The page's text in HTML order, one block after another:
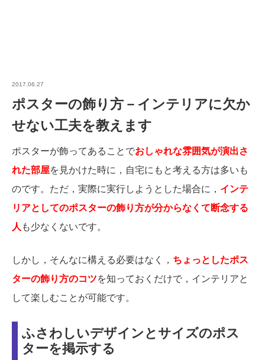
2017.06.27
ポスターの飾り方－インテリアに欠か
せない工夫を教えます
ポスターが飾ってあることでおしゃれな雰囲気が演出さ
れた部屋を見かけた時に，自宅にもと考える方は多いも
のです。ただ，実際に実行しようとした場合に， インテ
リアとしてのポスターの飾り方が分からなくて断念する
人 も少なくないです。
しかし，そんなに構える必要はなく， ちょっとしたポス
ターの飾り方のコツを知っておくだけで，インテリアと
して楽しむことが可能です。
ふさわしいデザインとサイズのポス
ターを掲示する